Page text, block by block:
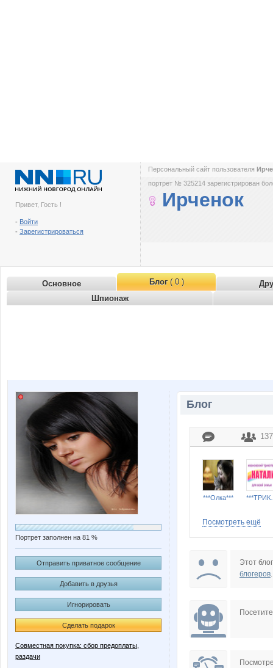
Привет, Гость !
- Войти
- Зарегистрироваться
Персональный сайт пользователя
портрет № 325214 зарегистрирован
Ирченок
Основное Блог( 0 )
Шпионаж
Портрет заполнен на 81 %
Отправить приватное сообщение
Добавить в друзья
Игнорировать
Сделать подарок
Совместная покупка: сбор предоплаты,
раздачи
Блог
137
***Олка***
Bobric
JuJu595 KMALA
Посмотреть ещё
Этот
блогеров.